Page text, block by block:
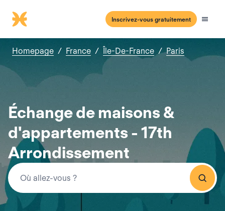
Inscrivez-vous gratuitement
Homepage / France / Île-De-France / Paris
Échange de maisons &
d'appartements - 17th
Arrondissement